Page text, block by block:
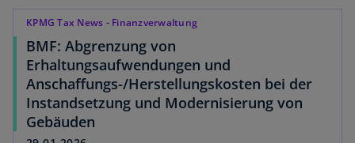
KPMG Tax News - Finanzverwaltung
BMF: Abgrenzung von
Erhaltungsaufwendungen und
Anschaffungs-/Herstellungskosten bei der
Instandsetzung und Modernisierung von
Gebäuden